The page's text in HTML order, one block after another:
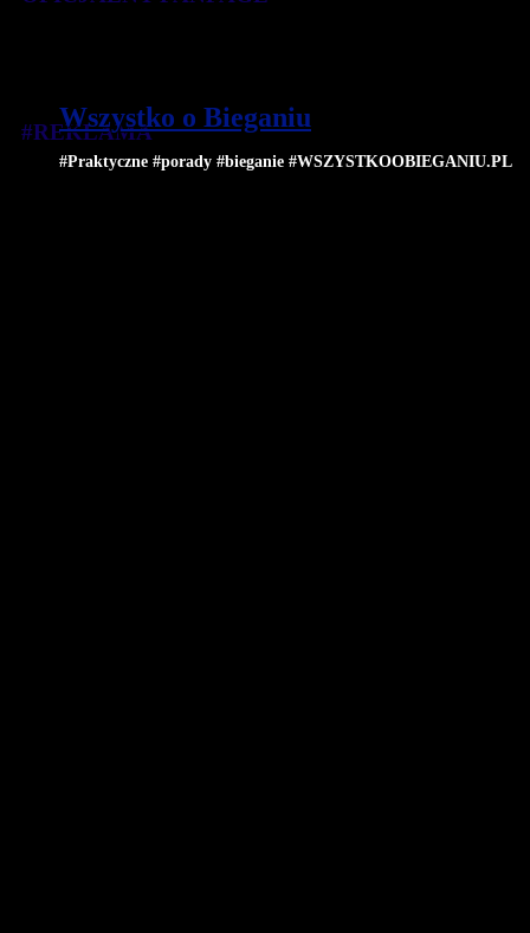
Wszystko o Bieganiu
#Praktyczne #porady #bieganie #WSZYSTKOOBIEGANIU.PL
#REKLAMA